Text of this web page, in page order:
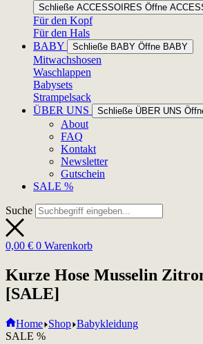
Schließe ACCESSOIRES Öffne
Für den Kopf
Für den Hals
BABY
Schließe BABY Öffne BABY
Mitwachshosen
Waschlappen
Babysets
Strampelsack
ÜBER UNS
Schließe ÜBER UNS
About
FAQ
Kontakt
Newsletter
Gutschein
SALE %
Suche
0,00 € 0 Warenkorb
Kurze Hose Musselin
[SALE]
Home Shop Babykleidung
SALE %